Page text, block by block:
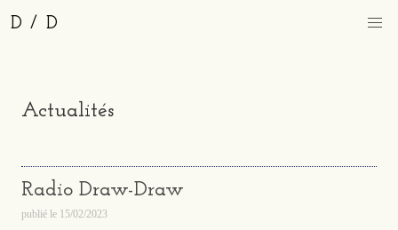
D / D
Actualités
Radio Draw-Draw
publié le 15/02/2023